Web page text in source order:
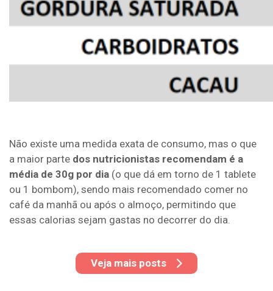
Não existe uma medida exata de consumo, mas o que
a maior parte dos nutricionistas recomendam é a
média de 30g por dia (o que dá em torno de 1 tablete
ou 1 bombom), sendo mais recomendado comer no
café da manhã ou após o almoço, permitindo que
essas calorias sejam gastas no decorrer do dia.
Veja mais posts